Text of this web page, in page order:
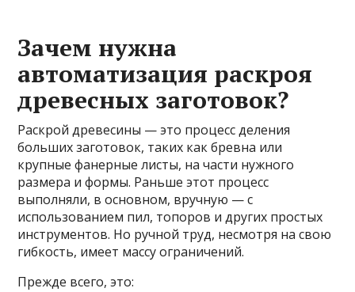
Зачем нужна
автоматизация раскроя
древесных заготовок?
Раскрой древесины — это процесс деления
больших заготовок, таких как бревна или
крупные фанерные листы, на части нужного
размера и формы. Раньше этот процесс
выполняли, в основном, вручную — с
использованием пил, топоров и других простых
инструментов. Но ручной труд, несмотря на свою
гибкость, имеет массу ограничений.
Прежде всего, это: